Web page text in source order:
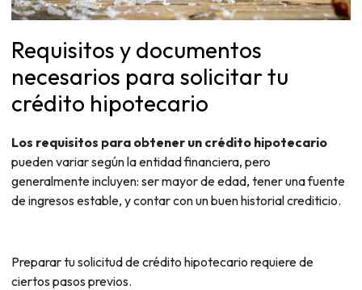
Requisitos y documentos
necesarios para solicitar tu
crédito hipotecario
Los requisitos para obtener un crédito hipotecario
pueden variar según la entidad financiera, pero
generalmente incluyen: ser mayor de edad, tener una fuente
de ingresos estable, y contar con un buen historial crediticio.
Preparar tu solicitud de crédito hipotecario requiere de
ciertos pasos previos.